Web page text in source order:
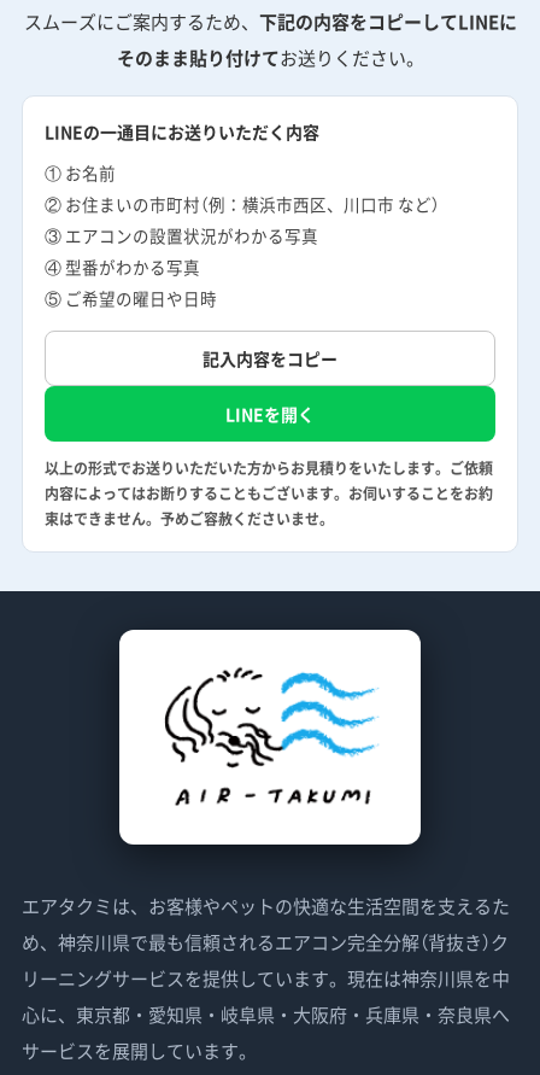
スムーズにご案内するため、 下記の内容をコピーしてLINEに
そのまま貼り付けてお送りください。
LINEの一通目にお送りいただく内容
① お名前
② お住まいの市町村（例：横浜市西区、川口市 など）
③ エアコンの設置状況がわかる写真
④ 型番がわかる写真
⑤ ご希望の曜日や日時
記入内容をコピー
LINEを開く
以上の形式でお送りいただいた方からお見積りをいたします。ご依頼
内容によってはお断りすることもございます。お伺いすることをお約
束はできません。予めご容赦くださいませ。
エアタクミは、お客様やペットの快適な生活空間を支えるた
め、神奈川県で最も信頼されるエアコン完全分解（背抜き）ク
リーニングサービスを提供しています。現在は神奈川県を中
心に、東京都・愛知県・岐阜県・大阪府・兵庫県・奈良県へ
サービスを展開しています。